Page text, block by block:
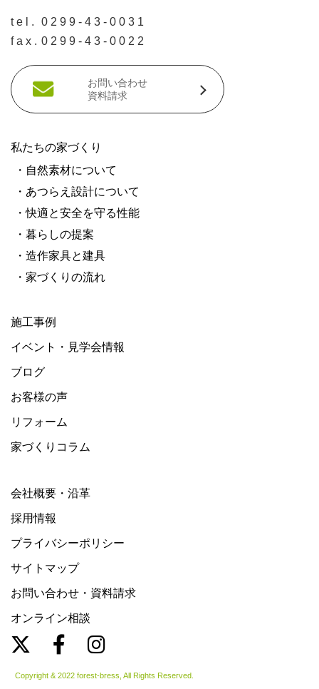
tel.
0299-43-0031
fax. 0299-43-0022
お問い合わせ
資料請求
私たちの家づくり
・自然素材について
・あつらえ設計について
・快適と安全を守る性能
・暮らしの提案
・造作家具と建具
・家づくりの流れ
施工事例
イベント・見学会情報
ブログ
お客様の声
リフォーム
家づくりコラム
会社概要・沿革
採用情報
プライバシーポリシー
サイトマップ
お問い合わせ・資料請求
オンライン相談
Copyright & 2022 forest-bress, All Rights Reserved.